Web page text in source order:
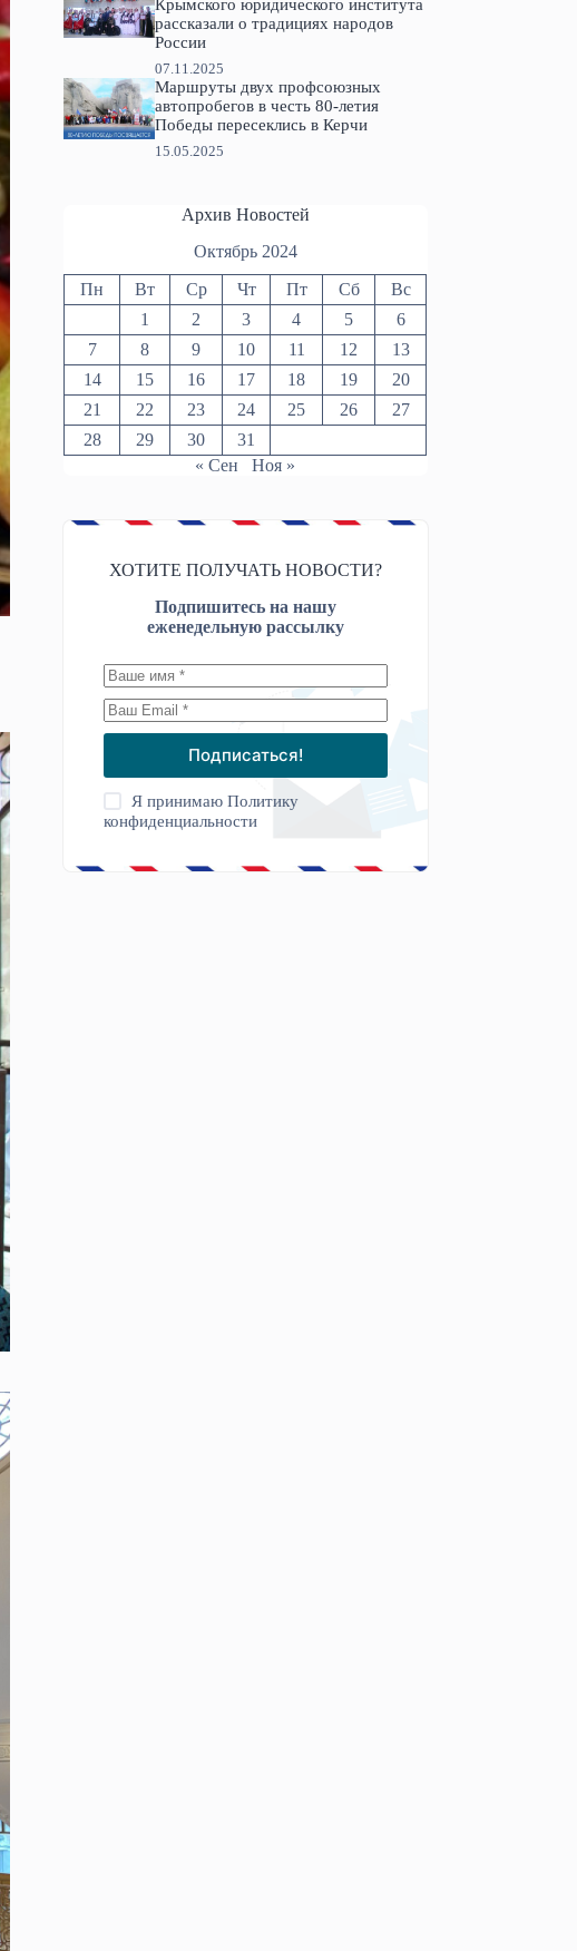
Крымского юридического института
рассказали о традициях народов
России
07.11.2025
Маршруты двух профсоюзных
автопробегов в честь 80-летия
Победы пересеклись в Керчи
15.05.2025
Архив Новостей
Октябрь 2024
Пн Вт Ср Чт Пт Сб
Вс
1
2 3 4 5
6
7
8 9 10 11 12
13
14
15 16 17 18 19
20
21
22 23 24 25 26
27
28
29 30
31
« Сен
Ноя »
ХОТИТЕ ПОЛУЧАТЬ НОВОСТИ?
Подпишитесь на нашу
еженедельную рассылку
Подписаться!
Я принимаюПолитику
конфиденциальности